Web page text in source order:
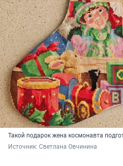
Такой подарок жена космонавта
Источник: Светлана Овчинина